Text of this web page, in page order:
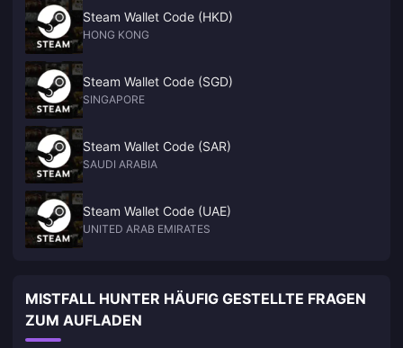
Steam Wallet Code (HKD)
HONG KONG
Steam Wallet Code (SGD)
SINGAPORE
Steam Wallet Code (SAR)
SAUDI ARABIA
Steam Wallet Code (UAE)
UNITED ARAB EMIRATES
MISTFALL HUNTER HÄUFIG GESTELLTE FRAGEN
ZUM AUFLADEN